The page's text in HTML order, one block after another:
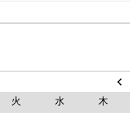
火 水 木